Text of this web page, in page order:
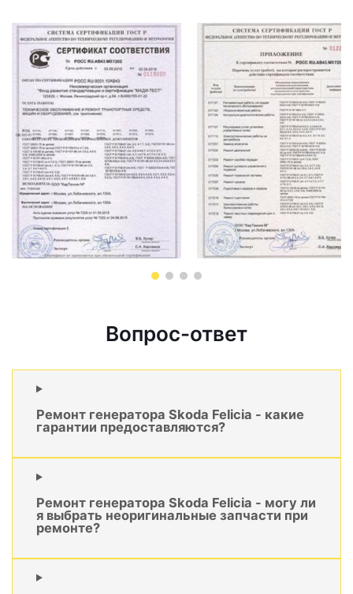
Вопрос-ответ
Ремонт генератора Skoda Felicia - какие
гарантии предоставляются?
Ремонт генератора Skoda Felicia - могу ли
я выбрать неоригинальные запчасти при
ремонте?